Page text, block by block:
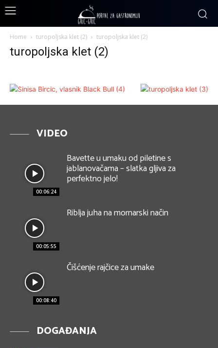
Home turopoljska klet (2) turopoljska klet (2)
turopoljska klet (2)
VIDEO
00:06:24
Bavette u umaku od piletine s
jablanovačama – slatka gljiva za
perfektno jelo!
00:05:55
Riblja juha na mornarski način
00:08:40
Čišćenje rajčice za umake
DOGAĐANJA